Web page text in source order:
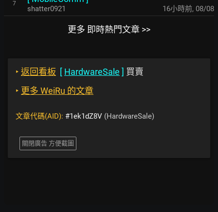
7
shatter0921 16小時前, 08/08
更多 即時熱門文章 >>
‣ 返回看板 [ HardwareSale ] 買賣
‣ 更多 WeiRu 的文章
文章代碼(AID): #1ek1dZ8V (HardwareSale)
關閉廣告 方便截圖